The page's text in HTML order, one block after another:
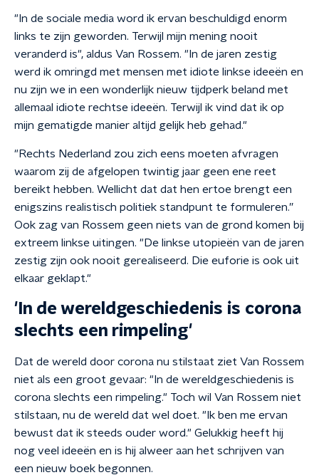
"In de sociale media word ik ervan beschuldigd enorm
links te zijn geworden. Terwijl mijn mening nooit
veranderd is", aldus Van Rossem. "In de jaren zestig
werd ik omringd met mensen met idiote linkse ideeën en
nu zijn we in een wonderlijk nieuw tijdperk beland met
allemaal idiote rechtse ideeën. Terwijl ik vind dat ik op
mijn gematigde manier altijd gelijk heb gehad."
"Rechts Nederland zou zich eens moeten afvragen
waarom zij de afgelopen twintig jaar geen ene reet
bereikt hebben. Wellicht dat dat hen ertoe brengt een
enigszins realistisch politiek standpunt te formuleren.”
Ook zag van Rossem geen niets van de grond komen bij
extreem linkse uitingen. "De linkse utopieën van de jaren
zestig zijn ook nooit gerealiseerd. Die euforie is ook uit
elkaar geklapt."
'In de wereldgeschiedenis is corona
slechts een rimpeling'
Dat de wereld door corona nu stilstaat ziet Van Rossem
niet als een groot gevaar: "In de wereldgeschiedenis is
corona slechts een rimpeling." Toch wil Van Rossem niet
stilstaan, nu de wereld dat wel doet. "Ik ben me ervan
bewust dat ik steeds ouder word." Gelukkig heeft hij
nog veel ideeën en is hij alweer aan het schrijven van
een nieuw boek begonnen.